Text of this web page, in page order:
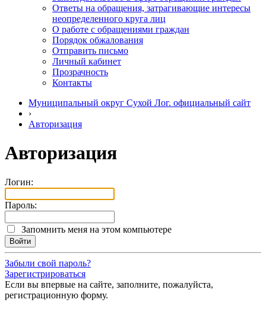
Ответы на обращения, затрагивающие интересы
неопределенного круга лиц
О работе с обращениями граждан
Порядок обжалования
Отправить письмо
Личный кабинет
Прозрачность
Контакты
Муниципальный округ Сухой Лог. официальный сайт
›
Авторизация
Авторизация
Логин:
Пароль:
Запомнить меня на этом компьютере
Забыли свой пароль?
Зарегистрироваться
Если вы впервые на сайте, заполните, пожалуйста,
регистрационную форму.